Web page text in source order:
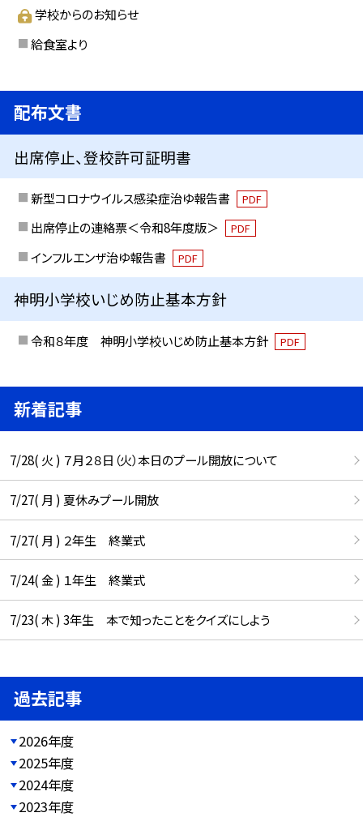
学校からのお知らせ
給食室より
配布文書
出席停止、登校許可証明書
新型コロナウイルス感染症治ゆ報告書 PDF
出席停止の連絡票＜令和8年度版＞ PDF
インフルエンザ治ゆ報告書 PDF
神明小学校いじめ防止基本方針
令和８年度 神明小学校いじめ防止基本方針 PDF
新着記事
7/28( 火 ) ７月２８日（火）本日のプール開放について
7/27( 月 ) 夏休みプール開放
7/27( 月 ) ２年生 終業式
7/24( 金 ) １年生 終業式
7/23( 木 ) 3年生 本で知ったことをクイズにしよう
過去記事
2026年度
2025年度
2024年度
2023年度